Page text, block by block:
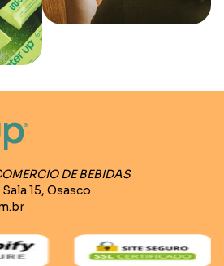
DE BEBIDAS
15, Osasco